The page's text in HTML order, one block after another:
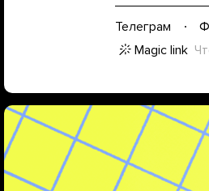
Телеграм
Magic link